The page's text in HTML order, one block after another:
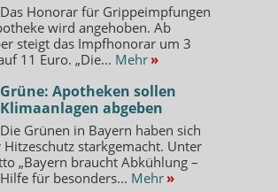
Das Honorar für Grippeimpfungen
wird angehoben. Ab
steigt das Impfhonorar um 3
11 Euro. „Die... Mehr »
Grüne: Apotheken sollen
Klimaanlagen abgeben
Die Grünen in Bayern haben sich
starkgemacht. Unter
„Bayern braucht Abkühlung –
für besonders... Mehr »